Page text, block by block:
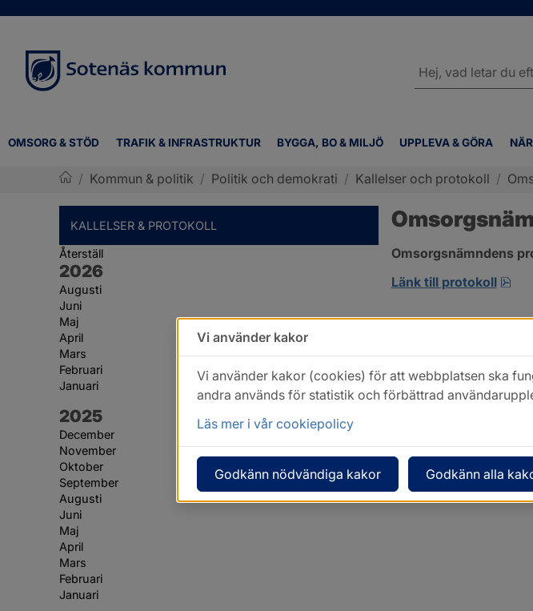
OMSORG & STÖD TRAFIK & INFRASTRUKTUR BYGGA, BO & MILJÖ UPPLEVA & GÖRA
webbplatsen
/ Kommun & politik / Politik och demokrati / Kallelser och protokoll /
KALLELSER & PROTOKOLL
Återställ
År:
2026
Augusti
Juni
Maj
April
Mars
Februari
Januari
År:
2025
December
November
Oktober
September
Augusti
Juni
Maj
April
Mars
Februari
Januari
Omsorgsnämndens
Länk till protokoll
Vi använder kakor
Vi använder kakor (cookies) för att webbplatsen ska
andra används för statistik och förbättrad
Läs mer i vår cookiepolicy
Godkänn nödvändiga kakor Godkänn alla